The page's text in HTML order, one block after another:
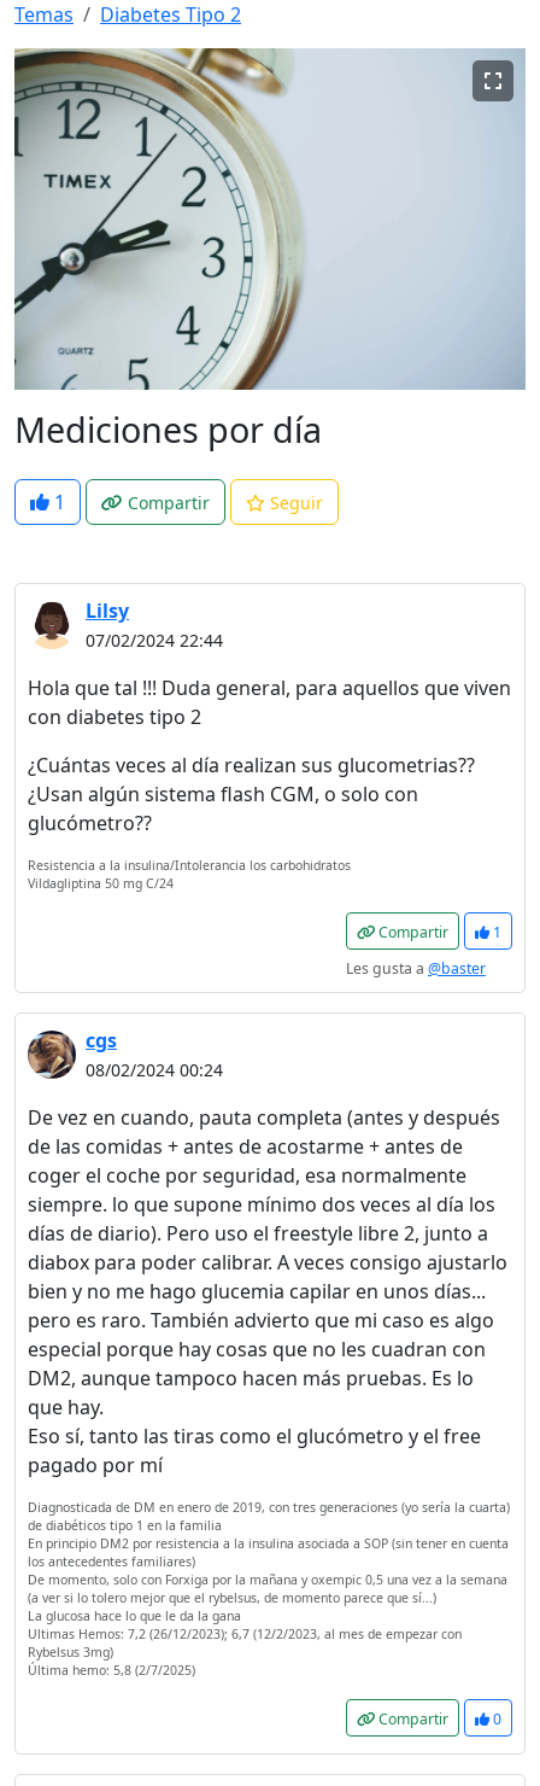
Temas Diabetes Tipo 2
Mediciones por día
1 Compartir Seguir
Lilsy
07/02/2024 22:44
Hola que tal !!! Duda general, para aquellos que viven
con diabetes tipo 2
¿Cuántas veces al día realizan sus glucometrias??
¿Usan algún sistema flash CGM, o solo con
glucómetro??
Resistencia a la insulina/Intolerancia los carbohidratos
Vildagliptina 50 mg C/24
Compartir
1
Les gusta a @baster
cgs
08/02/2024 00:24
De vez en cuando, pauta completa (antes y después
de las comidas + antes de acostarme + antes de
coger el coche por seguridad, esa normalmente
siempre. lo que supone mínimo dos veces al día los
días de diario). Pero uso el freestyle libre 2, junto a
diabox para poder calibrar. A veces consigo ajustarlo
bien y no me hago glucemia capilar en unos días...
pero es raro. También advierto que mi caso es algo
especial porque hay cosas que no les cuadran con
DM2, aunque tampoco hacen más pruebas. Es lo
que hay.
Eso sí, tanto las tiras como el glucómetro y el free
pagado por mí
Diagnosticada de DM en enero de 2019, con tres generaciones (yo sería la cuarta)
de diabéticos tipo 1 en la familia
En principio DM2 por resistencia a la insulina asociada a SOP (sin tener en cuenta
los antecedentes familiares)
De momento, solo con Forxiga por la mañana y oxempic 0,5 una vez a la semana
(a ver si lo tolero mejor que el rybelsus, de momento parece que sí...)
La glucosa hace lo que le da la gana
Ultimas Hemos: 7,2 (26/12/2023); 6,7 (12/2/2023, al mes de empezar con
Rybelsus 3mg)
Última hemo: 5,8 (2/7/2025)
Compartir 0